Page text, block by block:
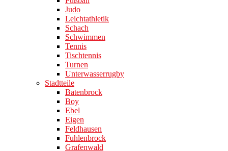
Judo
Leichtathletik
Schach
Schwimmen
Tennis
Tischtennis
Turnen
Unterwasserrugby
Stadtteile
Batenbrock
Boy
Ebel
Eigen
Feldhausen
Fuhlenbrock
Grafenwald